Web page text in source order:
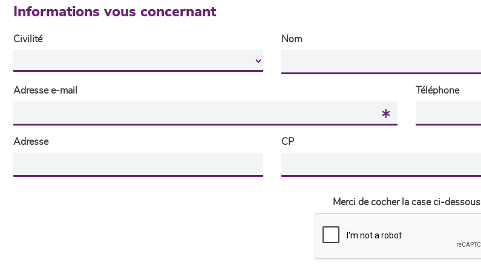
Informations vous concernant
Civilité Nom
Adresse e-mail Téléphone
Adresse CP
Merci de cocher la case ci-dessous